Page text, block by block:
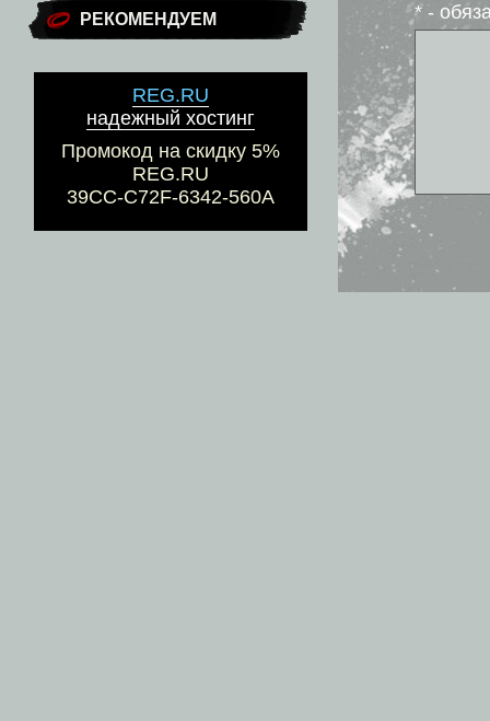
РЕКОМЕНДУЕМ
REG.RU
надежный хостинг
Промокод на скидку 5%
REG.RU
39CC-C72F-6342-560A
* -